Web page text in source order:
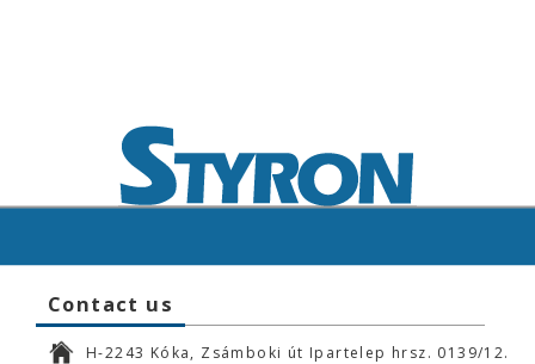
Contact us
H-2243 Kóka, Zsámboki út Ipartelep hrsz. 0139/12.